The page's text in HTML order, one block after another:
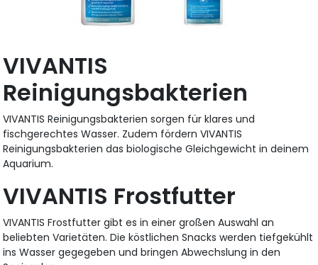
VIVANTIS
Reinigungsbakterien
VIVANTIS Reinigungsbakterien sorgen für klares und
fischgerechtes Wasser. Zudem fördern VIVANTIS
Reinigungsbakterien das biologische Gleichgewicht in deinem
Aquarium.
VIVANTIS Frostfutter
VIVANTIS Frostfutter gibt es in einer großen Auswahl an
beliebten Varietäten. Die köstlichen Snacks werden tiefgekühlt
ins Wasser gegegeben und bringen Abwechslung in den